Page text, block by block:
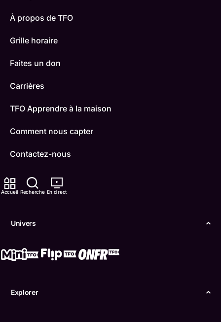
Accueil Recherche En direct
Univers
Explorer
À propos de TFO
Grille horaire
Faites un don
Carrières
TFO Apprendre à la maison
Comment nous capter
Contactez-nous
ONFR
Boukili
Confidentialité